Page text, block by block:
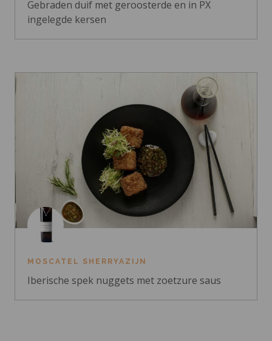
Gebraden duif met geroosterde en in PX
ingelegde kersen
MOSCATEL SHERRYAZIJN
Iberische spek nuggets met zoetzure saus